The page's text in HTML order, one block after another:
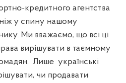
кредитного агентства
у спину нашому
Ми вважаємо, що всі ці
вирішувати в таємному
Лише українські
чи продавати